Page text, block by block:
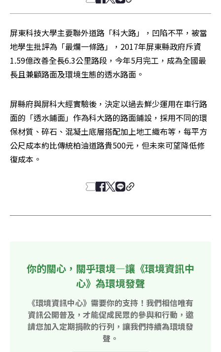
屏東科技大學主要聯外道路「科大路」，凹陷不平，被當
地學生批評為「最爛一條路」，2017年屏東縣政府斥資
1.59億改善全長6.3公里路段，今年5月完工，成為全國最
長且兼顧路面及環境生態的透水路面。
屏縣府與屏科大經實驗後，決定以過去鮮少運用在車行路
面的「透水鋪面」作為科大路的路面鋪設，採用不同的環
保材質、碎石、混凝土底層搭配加上地工織布等，每平方
公尺成本約比傳統柏油道路貴500元，但未來可望降低修
復成本。
你的關心，關乎環境—讓《環境資訊中
心》為環境發聲
《環境資訊中心》需要你的支持！我們相信唯有
資訊公開普及，才能促成民眾的參與和行動，邀
請您加入定期捐款的行列，讓我們持續為環境發
聲。